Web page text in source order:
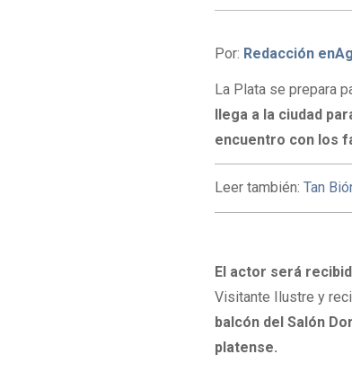
Por: Redacción
La Plata se prepara
llega a la ciudad
encuentro con los
Leer también:Tan
El actor será
Visitante Ilustre y
balcón del Salón
platense.